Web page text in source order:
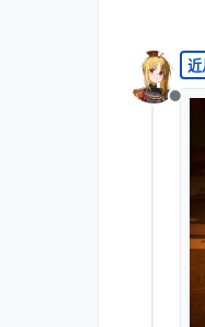
离线
近